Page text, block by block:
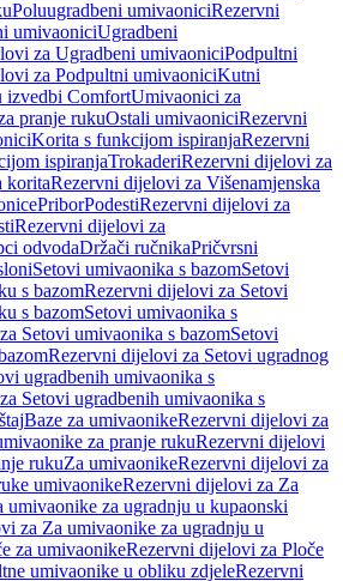
Poluugradbeni umivaoniciRezervni
umivaoniciUgradbeni
za Ugradbeni umivaoniciPodpultni
za Podpultni umivaoniciKutni
izvedbi ComfortUmivaonici za
pranje rukuOstali umivaoniciRezervni
Korita s funkcijom ispiranjaRezervni
ispiranjaTrokaderiRezervni dijelovi za
koritaRezervni dijelovi za Višenamjenska
PriborPodestiRezervni dijelovi za
Rezervni dijelovi za
odvodaDržači ručnikaPričvrsni
Setovi umivaonika s bazomSetovi
s bazomRezervni dijelovi za Setovi
s bazomSetovi umivaonika s
Setovi umivaonika s bazomSetovi
Rezervni dijelovi za Setovi ugradnog
ugradbenih umivaonika s
Setovi ugradbenih umivaonika s
Baze za umivaonikeRezervni dijelovi za
za pranje rukuRezervni dijelovi
rukuZa umivaonikeRezervni dijelovi za
umivaonikeRezervni dijelovi za Za
umivaonike za ugradnju u kupaonski
za Za umivaonike za ugradnju u
za umivaonikeRezervni dijelovi za Ploče
umivaonike u obliku zdjeleRezervni